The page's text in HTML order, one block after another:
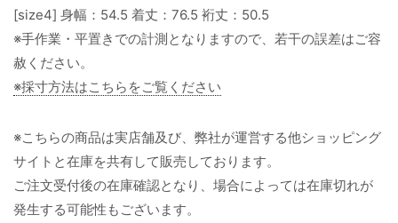
[size4] 身幅：54.5 着丈：76.5 裄丈：50.5
※手作業・平置きでの計測となりますので、若干の誤差はご容
赦ください。
※採寸方法はこちらをご覧ください
※こちらの商品は実店舗及び、弊社が運営する他ショッピング
サイトと在庫を共有して販売しております。
ご注文受付後の在庫確認となり、場合によっては在庫切れが
発生する可能性もございます。